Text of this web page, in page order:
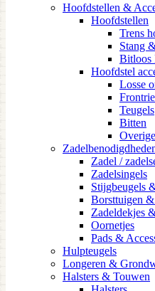
Hoofdstellen &
Hoofdstellen
Trens
Stang
Bitloos
Hoofdstel
Losse
Teugels
Bitten
Zadel /
Zadelsingels
Stijgbeugels
Borsttuigen
Zadeldekjes
Oornetjes
Pads &
Hulpteugels
Longeren &
Halsters & Touwen